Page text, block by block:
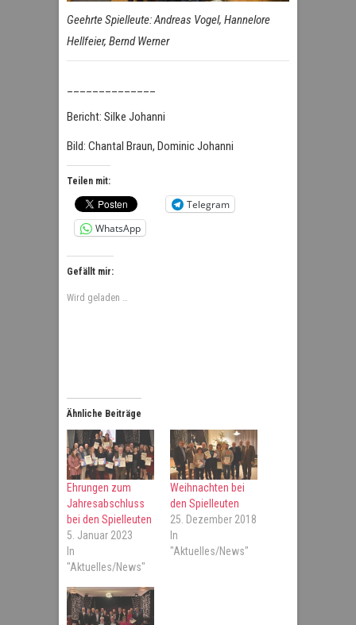
Geehrte Spielleute: Andreas Vogel, Hannelore
Hellfeier, Bernd Werner
Bericht: Silke Johanni
Bild: Chantal Braun, Dominic Johanni
Teilen mit:
Telegram
WhatsApp
Gefällt mir:
Wird geladen …
Ähnliche Beiträge
Ehrungen zum
Jahresabschluss
bei den Spielleuten
5. Januar 2023
In
"Aktuelles/News"
Weihnachten bei
den Spielleuten
25. Dezember 2018
In
"Aktuelles/News"